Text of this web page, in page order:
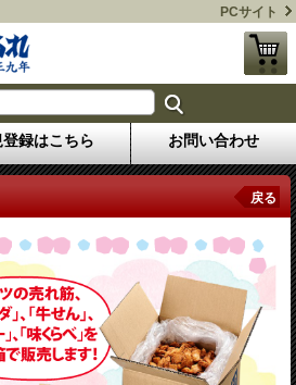
PCサイト
録はこちら お問い合わせ
戻る